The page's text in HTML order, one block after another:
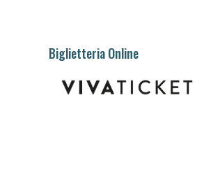
Biglietteria Online